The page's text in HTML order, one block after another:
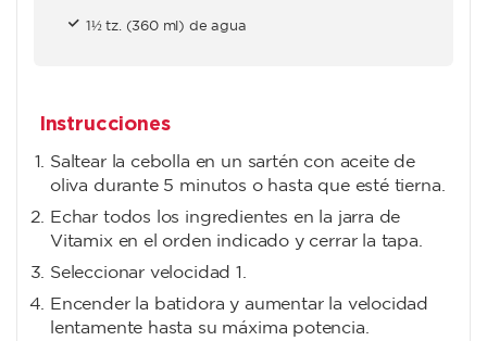
1½ tz. (360 ml) de agua
Instrucciones
Saltear la cebolla en un sartén con aceite de
oliva durante 5 minutos o hasta que esté tierna.
Echar todos los ingredientes en la jarra de
Vitamix en el orden indicado y cerrar la tapa.
Seleccionar velocidad 1.
Encender la batidora y aumentar la velocidad
lentamente hasta su máxima potencia.